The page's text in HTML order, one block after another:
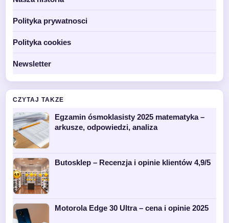
Polityka prywatnosci
Polityka cookies
Newsletter
CZYTAJ TAKZE
Egzamin ósmoklasisty 2025 matematyka –
arkusze, odpowiedzi, analiza
Butosklep – Recenzja i opinie klientów 4,9/5
Motorola Edge 30 Ultra – cena i opinie 2025